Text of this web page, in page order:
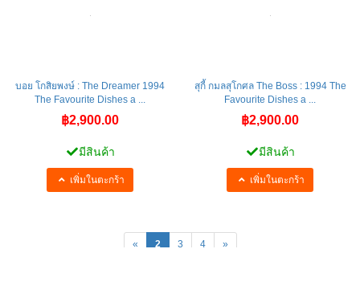
บอย โกสิยพงษ์ : The Dreamer 1994
฿2,900.00
มีสินค้า
สุกี้ กมลสุโกศล The Boss : 1994 The
฿2,900.00
มีสินค้า